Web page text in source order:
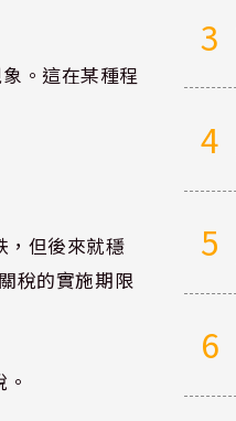
。這在某種程
，但後來就穩
稅的實施期限
3
4
5
6